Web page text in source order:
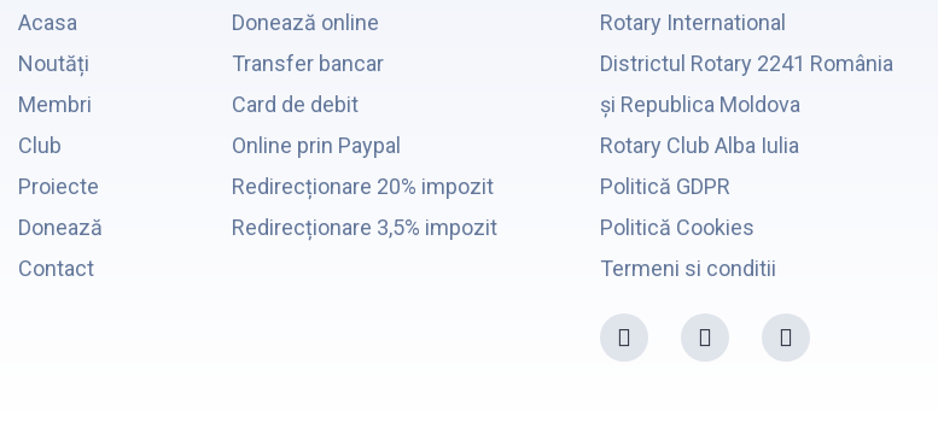
Acasa
Noutăți
Membri
Club
Proiecte
Donează
Contact
Donează online
Transfer bancar
Card de debit
Online prin Paypal
Redirecționare 20% impozit
Redirecționare 3,5% impozit
Rotary International
Districtul Rotary 2241 România
și Republica Moldova
Rotary Club Alba Iulia
Politică GDPR
Politică Cookies
Termeni si conditii
F
a
c
I
n
s
Y
o
u